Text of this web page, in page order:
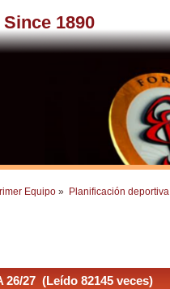
1890
Equipo» Planificación deportiva
26/27 (Leído 82145 veces)